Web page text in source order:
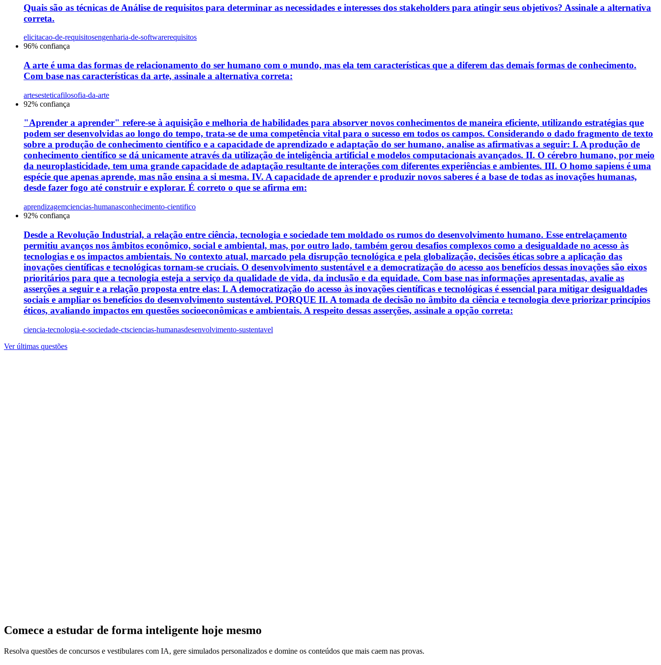
Quais são as técnicas de Análise de requisitos para determinar as necessidades e interesses dos stakeholders para atingir seus objetivos? Assinale a alternativa
correta.
elicitacao-de-requisitosengenharia-de-softwarerequisitos
96% confiança
A arte é uma das formas de relacionamento do ser humano com o mundo, mas ela tem características que a diferem das demais formas de conhecimento.
Com base nas características da arte, assinale a alternativa correta:
artesesteticafilosofia-da-arte
92% confiança
"Aprender a aprender" refere-se à aquisição e melhoria de habilidades para absorver novos conhecimentos de maneira eficiente, utilizando estratégias que
podem ser desenvolvidas ao longo do tempo, trata-se de uma competência vital para o sucesso em todos os campos. Considerando o dado fragmento de texto
sobre a produção de conhecimento científico e a capacidade de aprendizado e adaptação do ser humano, analise as afirmativas a seguir: I. A produção de
conhecimento científico se dá unicamente através da utilização de inteligência artificial e modelos computacionais avançados. II. O cérebro humano, por meio
da neuroplasticidade, tem uma grande capacidade de adaptação resultante de interações com diferentes experiências e ambientes. III. O homo sapiens é uma
espécie que apenas aprende, mas não ensina a si mesma. IV. A capacidade de aprender e produzir novos saberes é a base de todas as inovações humanas,
desde fazer fogo até construir e explorar. É correto o que se afirma em:
aprendizagemciencias-humanasconhecimento-cientifico
92% confiança
Desde a Revolução Industrial, a relação entre ciência, tecnologia e sociedade tem moldado os rumos do desenvolvimento humano. Esse entrelaçamento
permitiu avanços nos âmbitos econômico, social e ambiental, mas, por outro lado, também gerou desafios complexos como a desigualdade no acesso às
tecnologias e os impactos ambientais. No contexto atual, marcado pela disrupção tecnológica e pela globalização, decisões éticas sobre a aplicação das
inovações científicas e tecnológicas tornam-se cruciais. O desenvolvimento sustentável e a democratização do acesso aos benefícios dessas inovações são eixos
prioritários para que a tecnologia esteja a serviço da qualidade de vida, da inclusão e da equidade. Com base nas informações apresentadas, avalie as
asserções a seguir e a relação proposta entre elas: I. A democratização do acesso às inovações científicas e tecnológicas é essencial para mitigar desigualdades
sociais e ampliar os benefícios do desenvolvimento sustentável. PORQUE II. A tomada de decisão no âmbito da ciência e tecnologia deve priorizar princípios
éticos, avaliando impactos em questões socioeconômicas e ambientais. A respeito dessas asserções, assinale a opção correta:
ciencia-tecnologia-e-sociedade-ctsciencias-humanasdesenvolvimento-sustentavel
Ver últimas questões
Comece a estudar de forma inteligente hoje mesmo
Resolva questões de concursos e vestibulares com IA, gere simulados personalizados e domine os conteúdos que mais caem nas provas.